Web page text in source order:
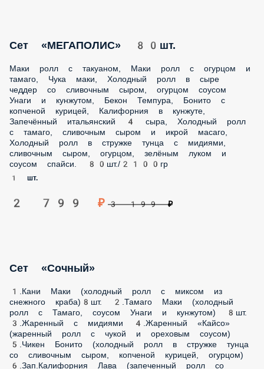
Маки ролл с такуаном, Маки ролл с огурцом и тамаго, Чука
огурцом соусом Унаги и кунжутом, Бекон Темпура, Бонито с
копченой курицей, Калифорния в кунжуте, Запечённый
итальянский 4 сыра, Холодный ролл с тамаго, сливочным
сыром и икрой масаго, Холодный ролл в стружке тунца с
мидиями, сливочным сыром, огурцом, зелёным луком и
соусом спайси. 80шт./2100гр
1 шт.
2 799 ₽ 3 199 ₽
Унаги и кунжутом) 8шт. 3.Жаренный с мидиями
соусом) 5.Чикен Бонито (холодный ролл в стружке тунца со
сливочным сыром, копченой курицей, огурцом)
6.Зап.Калифорния Лава (запеченный ролл со снежным
крабом, огурцом, соусом Лава и соусом Унаги) 7.Лайт
(холодный ролл в икре масаго, со сливочным сыром и
огурцом) 8.Зап. Йуми (остренький запеченный ролл с
Тамаго, сливочным сыром, соусом Спайси и соусом Унаги)
64шт./1650гр